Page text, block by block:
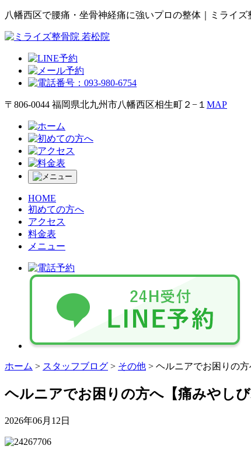
八幡西区で腰痛・坐骨神経痛に強いプロの整体｜ミライズ
〒806-0044 福岡県北九州市八幡西区相生町２−１ MAP
HOME
初めての方へ
アクセス
料金表
メニュー
ホーム > スタッフブログ > その他 > ヘルニアでお困りの
ヘルニアでお困りの方へ【痛みやし
2026年06月12日